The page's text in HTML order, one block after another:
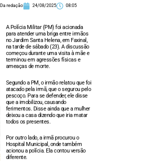
Da redação 24/08/2025 08:05
A Polícia Militar (PM) foi acionada
para atender uma briga entre irmãos
no Jardim Santa Helena, em Faxinal,
na tarde de sábado (23). A discussão
começou durante uma visita à mãe e
terminou em agressões físicas e
ameaças de morte.
Segundo a PM, o irmão relatou que foi
atacado pela irmã, que o segurou pelo
pescoço. Para se defender, ele disse
que a imobilizou, causando
ferimentos. Disse ainda que a mulher
deixou a casa dizendo que iria matar
todos os presentes.
Por outro lado, a irmã procurou o
Hospital Municipal, onde também
acionou a polícia. Ela contou versão
diferente.